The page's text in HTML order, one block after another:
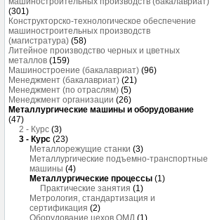
(301)
Конструкторско-технологическое обеспечение
машиностроительных производств
(магистратура) (58)
Литейное производство черных и цветных
металлов (159)
Машиностроение (бакалавриат) (96)
Менеджмент (бакалавриат) (21)
Менеджмент (по отраслям) (5)
Менеджмент организации (26)
Металлургические машины и оборудование
(47)
2 - Курс (3)
3 - Курс (23)
Металлорежущие станки (3)
Металлургические подъемно-транспортные
машины (4)
Металлургические процессы (1)
Практические занятия (1)
Метрология, стандартизация и
сертификация (2)
Оборудование цехов ОМД (1)